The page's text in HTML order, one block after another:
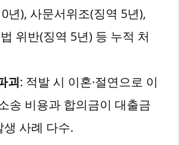
년), 사문서위조(징역 5년),
위반(징역 5년) 등 누적 처
괴: 적발 시 이혼·절연으로 이
송 비용과 합의금이 대출금
사례 다수.